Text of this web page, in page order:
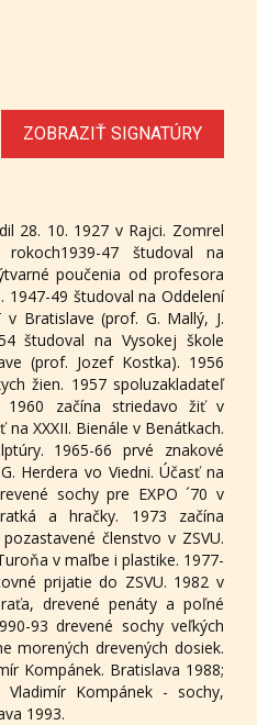
ZOBRAZIŤ SIGNATÚRY
28. 10. 1927 v Rajci. Zomrel
47 študoval na
poučenia od profesora
1947-49 študoval na Oddelení
v Bratislave (prof. G. Mallý, J.
študoval na Vysokej škole
(prof. Jozef Kostka). 1956
žien. 1957 spoluzakladateľ
1960 začína striedavo žiť v
XXXII. Bienále v Benátkach.
1965-66 prvé znakové
Herdera vo Viedni. Účasť na
sochy pre EXPO ´70 v
a hračky. 1973 začína
členstvo v ZSVU.
v maľbe i plastike. 1977-
prijatie do ZSVU. 1982 v
drevené penáty a poľné
93 drevené sochy veľkých
morených drevených dosiek.
Kompánek. Bratislava 1988;
Vladimír Kompánek - sochy,
1993.